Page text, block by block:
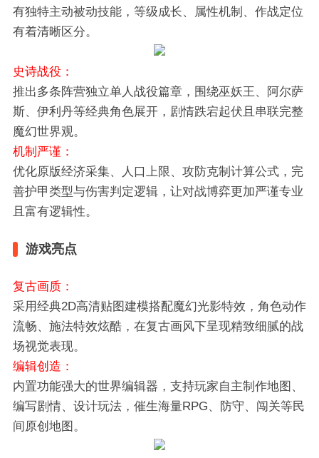
有独特主动被动技能，等级成长、属性机制、作战定位
有着清晰区分。
史诗战役：
推出多条阵营独立单人战役篇章，围绕巫妖王、阿尔萨
斯、伊利丹等经典角色展开，剧情跌宕起伏且串联完整
魔幻世界观。
机制严谨：
优化原版经济采集、人口上限、攻防克制计算公式，完
善护甲类型与伤害判定逻辑，让对战博弈更加严谨专业
且富有逻辑性。
游戏亮点
复古画质：
采用经典2D高清贴图建模搭配魔幻光影特效，角色动作
流畅、施法特效炫酷，在复古画风下呈现精致细腻的战
场视觉表现。
编辑创造：
内置功能强大的世界编辑器，支持玩家自主制作地图、
编写剧情、设计玩法，催生海量RPG、防守、闯关等民
间原创地图。